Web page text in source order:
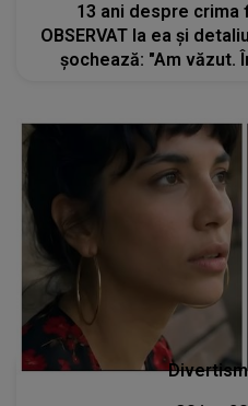
13 ani despre crima
OBSERVAT la ea și
șochează: "Am văzut.